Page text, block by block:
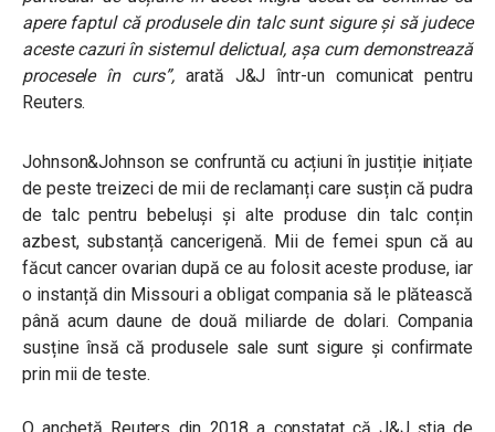
apere faptul că produsele din talc sunt sigure și să judece
aceste cazuri în sistemul delictual, așa cum demonstrează
procesele în curs”,arată J&J într-un comunicat pentru
Reuters.
Johnson&Johnson se confruntă cu acțiuni în justiție inițiate
de peste treizeci de mii de reclamanți care susțin că pudra
de talc pentru bebeluși și alte produse din talc conțin
azbest, substanță cancerigenă. Mii de femei spun că au
făcut cancer ovarian după ce au folosit aceste produse, iar
o instanță din Missouri a obligat compania să le plătească
până acum daune de două miliarde de dolari. Compania
susține însă că produsele sale sunt sigure și confirmate
prin mii de teste.